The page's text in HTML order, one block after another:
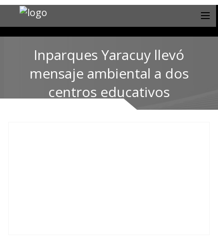
Inparques Yaracuy llevó
mensaje ambiental a dos
centros educativos